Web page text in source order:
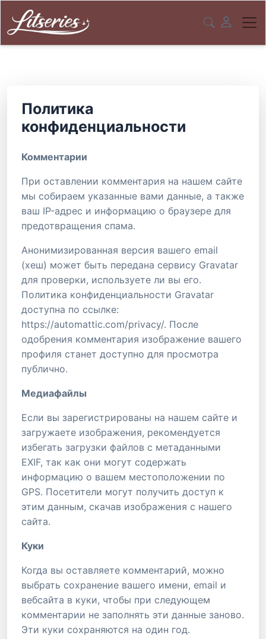
Политика
конфиденциальности
Комментарии
При оставлении комментария на нашем сайте
мы собираем указанные вами данные, а также
ваш IP-адрес и информацию о браузере для
предотвращения спама.
Анонимизированная версия вашего email
(хеш) может быть передана сервису Gravatar
для проверки, используете ли вы его.
Политика конфиденциальности Gravatar
доступна по ссылке:
https://automattic.com/privacy/. После
одобрения комментария изображение вашего
профиля станет доступно для просмотра
публично.
Медиафайлы
Если вы зарегистрированы на нашем сайте и
загружаете изображения, рекомендуется
избегать загрузки файлов с метаданными
EXIF, так как они могут содержать
информацию о вашем местоположении по
GPS. Посетители могут получить доступ к
этим данным, скачав изображения с нашего
сайта.
Куки
Когда вы оставляете комментарий, можно
выбрать сохранение вашего имени, email и
вебсайта в куки, чтобы при следующем
комментарии не заполнять эти данные заново.
Эти куки сохраняются на один год.